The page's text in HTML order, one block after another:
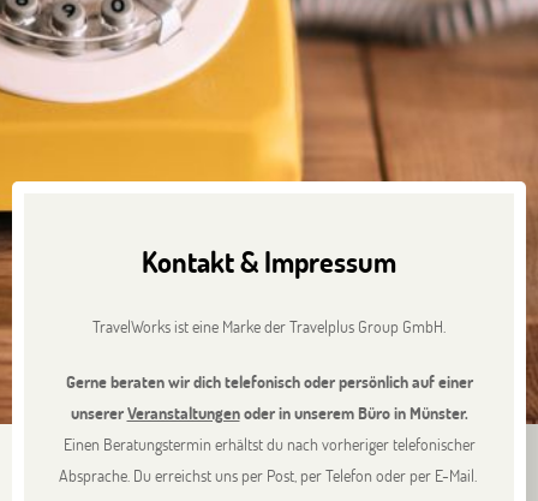
Kontakt & Impressum
TravelWorks ist eine Marke der Travelplus Group GmbH.
Gerne beraten wir dich telefonisch oder persönlich auf einer
unsererVeranstaltungenoder in unserem Büro in Münster.
Einen Beratungstermin erhältst du nach vorheriger telefonischer
Absprache. Du erreichst uns per Post, per Telefon oder per E-Mail.